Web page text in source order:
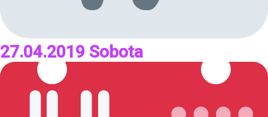
27.04.2019 Sobota